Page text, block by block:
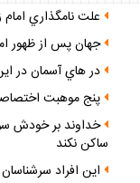
علت نامگذاري
جهان پس از ظهور
در هاي آسمان در
پنج موهبت
خداوند بر خودش
ساكن نكند
اين افراد